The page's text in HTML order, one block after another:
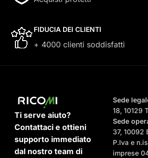
FIDUCIA DEI CLIENTI
+ 4000 clienti soddisfatti
Ti serve aiuto?
Contattaci e ottieni
supporto immediato
dal nostro team di
Sede
18, 10129
Sede
37, 10092
P.Iva e
imprese